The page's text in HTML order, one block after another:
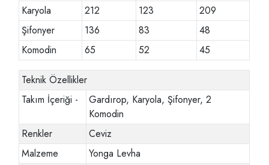
Karyola
212 123
209
Şifonyer
136 83
48
Komodin
65 52 45
Teknik Özellikler
Takım İçeriği -
Gardırop, Karyola, Şifonyer, 2
Komodin
Renkler
Ceviz
Malzeme
Yonga Levha